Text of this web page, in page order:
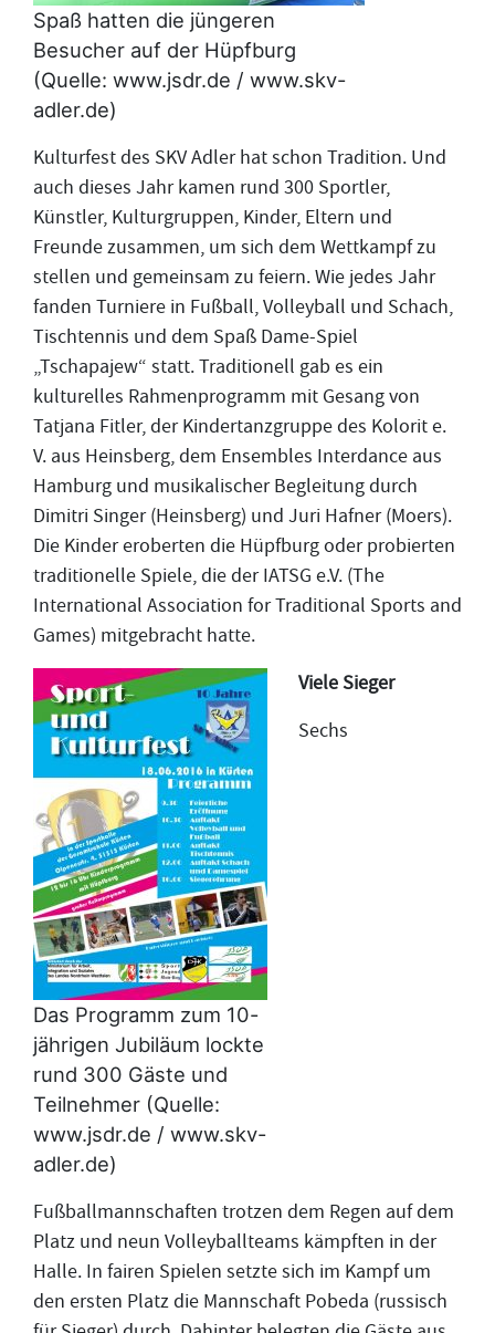
Spaß hatten die jüngeren
Besucher auf der Hüpfburg
(Quelle: www.jsdr.de / www.skv-
adler.de)
Kulturfest des SKV Adler hat schon Tradition. Und
auch dieses Jahr kamen rund 300 Sportler,
Künstler, Kulturgruppen, Kinder, Eltern und
Freunde zusammen, um sich dem Wettkampf zu
stellen und gemeinsam zu feiern. Wie jedes Jahr
fanden Turniere in Fußball, Volleyball und Schach,
Tischtennis und dem Spaß Dame-Spiel
„Tschapajew“ statt. Traditionell gab es ein
kulturelles Rahmenprogramm mit Gesang von
Tatjana Fitler, der Kindertanzgruppe des Kolorit e.
V. aus Heinsberg, dem Ensembles Interdance aus
Hamburg und musikalischer Begleitung durch
Dimitri Singer (Heinsberg) und Juri Hafner (Moers).
Die Kinder eroberten die Hüpfburg oder probierten
traditionelle Spiele, die der IATSG e.V. (The
International Association for Traditional Sports and
Games) mitgebracht hatte.
Das Programm zum 10-
jährigen Jubiläum lockte
rund 300 Gäste und
Teilnehmer (Quelle:
www.jsdr.de / www.skv-
adler.de)
Viele Sieger
Sechs
Fußballmannschaften trotzen dem Regen auf dem
Platz und neun Volleyballteams kämpften in der
Halle. In fairen Spielen setzte sich im Kampf um
den ersten Platz die Mannschaft Pobeda (russisch